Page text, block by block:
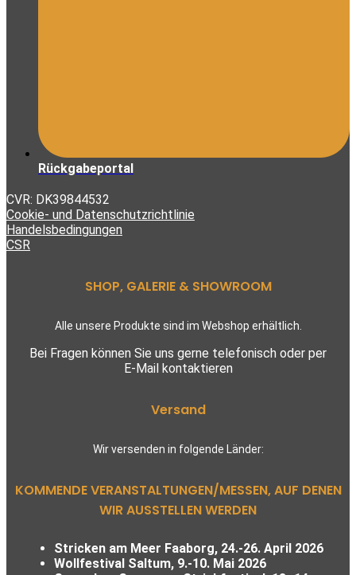
Rückgabeportal
CVR: DK39844532
Cookie- und Datenschutzrichtlinie
Handelsbedingungen
CSR
SHOP, GALERIE & SHOWROOM
Alle unsere Produkte sind im Webshop erhältlich.
Bei Fragen können Sie uns gerne telefonisch oder per
E-Mail kontaktieren
Versand
Wir versenden in folgende Länder:
KOMMENDE VERANSTALTUNGEN/MESSEN, AUF DENEN
WIR AUSSTELLEN WERDEN
Stricken am Meer Faaborg, 24.-26. April 2026
Wollfestival Saltum, 9.-10. Mai 2026